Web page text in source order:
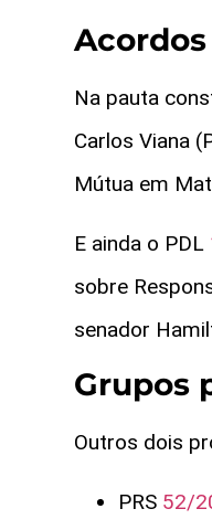
Na pauta
Carlos Viana
Mútua em
E ainda o PDL
sobre
senador
Grupos
Outros dois
PRS 52/